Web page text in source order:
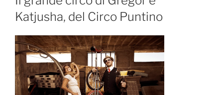
Katjusha, del Circo Puntino